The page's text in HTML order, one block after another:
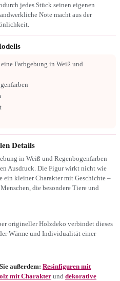
jedes Stück seinen eigenen
Note macht aus der
Farbgebung in Weiß und
Details
in Weiß und Regenbogenfarben
Ausdruck. Die Figur wirkt nicht wie
ein kleiner Charakter mit Geschichte –
die besondere Tiere und
origineller Holzdeko verbindet dieses
Wärme und Individualität einer
außerdem: Resinfiguren mit
mit Charakter und dekorative